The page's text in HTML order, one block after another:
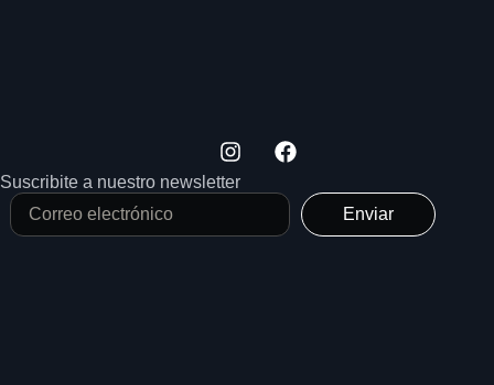
Suscribite a nuestro newsletter
Enviar